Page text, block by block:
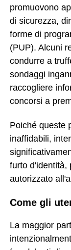
promuovono
di sicurezza,
forme di
(PUP). Alcuni
condurre a
sondaggi
raccogliere
concorsi a
Poiché queste
inaffidabili,
furto d'identità,
autorizzato
Come gli
La maggior